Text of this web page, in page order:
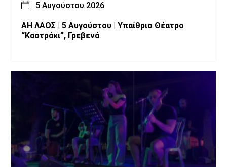
5 Αυγούστου 2026
ΑΗ ΛΑΟΣ | 5 Αυγούστου | Υπαίθριο Θέατρο
“Καστράκι”, Γρεβενά